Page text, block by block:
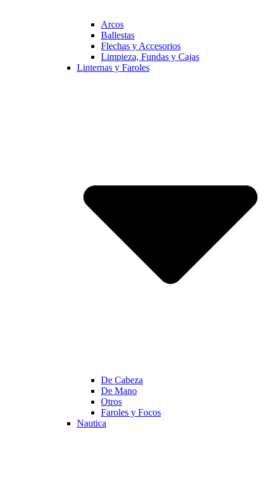
Arcos
Ballestas
Flechas y Accesorios
Limpieza, Fundas y Cajas
Linternas y Faroles
De Cabeza
De Mano
Otros
Faroles y Focos
Nautica